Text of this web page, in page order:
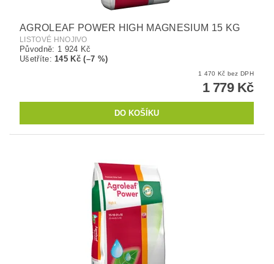
AGROLEAF POWER HIGH MAGNESIUM 15 KG
LISTOVÉ HNOJIVO
Původně: 1 924 Kč
Ušetříte:145 Kč (–7 %)
1 470 Kč bez DPH
1 779 Kč